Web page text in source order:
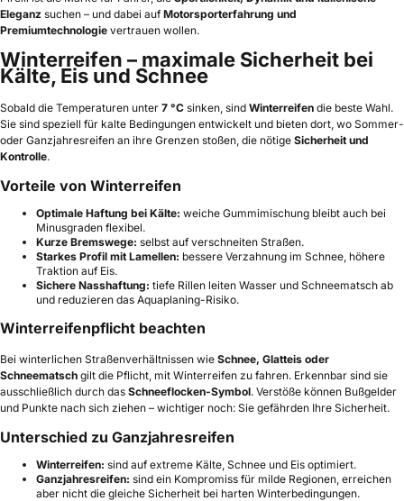
Eleganz suchen – und dabei aufMotorsporterfahrung und
Premiumtechnologie vertrauen wollen.
Winterreifen – maximale Sicherheit bei
Kälte, Eis und Schnee
Sobald die Temperaturen unter 7 °C sinken, sind Winterreifen die beste Wahl.
Sie sind speziell für kalte Bedingungen entwickelt und bieten dort, wo Sommer-
oder Ganzjahresreifen an ihre Grenzen stoßen, die nötige Sicherheit und
Kontrolle.
Vorteile von Winterreifen
Optimale Haftung bei Kälte: weiche Gummimischung bleibt auch bei
Minusgraden flexibel.
Kurze Bremswege: selbst auf verschneiten Straßen.
Starkes Profil mit Lamellen: bessere Verzahnung im Schnee, höhere
Traktion auf Eis.
Sichere Nasshaftung: tiefe Rillen leiten Wasser und Schneematsch ab
und reduzieren das Aquaplaning-Risiko.
Winterreifenpflicht beachten
Bei winterlichen Straßenverhältnissen wie Schnee, Glatteis oder
Schneematsch gilt die Pflicht, mit Winterreifen zu fahren. Erkennbar sind sie
ausschließlich durch das Schneeflocken-Symbol. Verstöße können Bußgelder
und Punkte nach sich ziehen – wichtiger noch: Sie gefährden Ihre Sicherheit.
Unterschied zu Ganzjahresreifen
Winterreifen: sind auf extreme Kälte, Schnee und Eis optimiert.
Ganzjahresreifen: sind ein Kompromiss für milde Regionen, erreichen
aber nicht die gleiche Sicherheit bei harten Winterbedingungen.